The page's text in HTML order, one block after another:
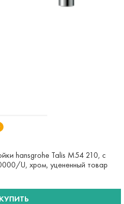
hansgrohe Talis M54 210, с
U, хром, уцененный товар
КУПИТЬ